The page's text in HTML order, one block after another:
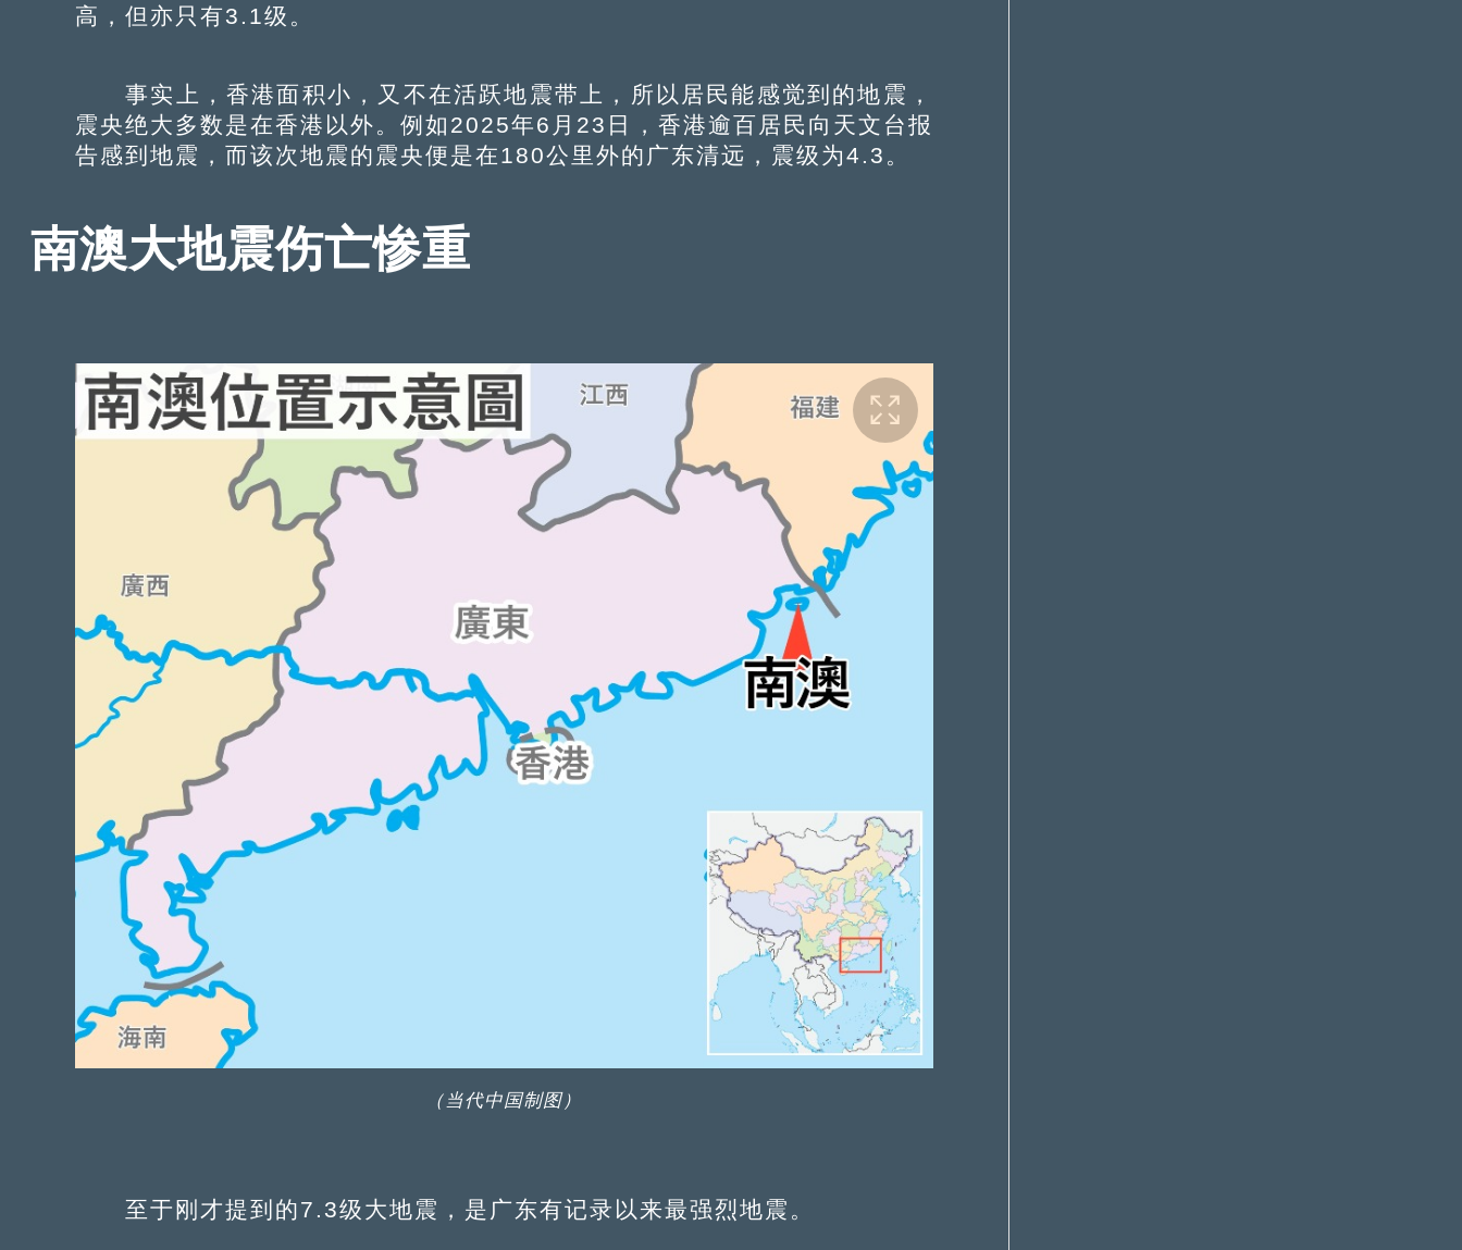
高，但亦只有3.1级。
事实上，香港面积小，又不在活跃地震带上，所以居民能感觉到的地震，
震央绝大多数是在香港以外。例如2025年6月23日，香港逾百居民向天文台报
告感到地震，而该次地震的震央便是在180公里外的广东清远，震级为4.3。
南澳大地震伤亡惨重
（当代中国制图）
至于刚才提到的7.3级大地震，是广东有记录以来最强烈地震。